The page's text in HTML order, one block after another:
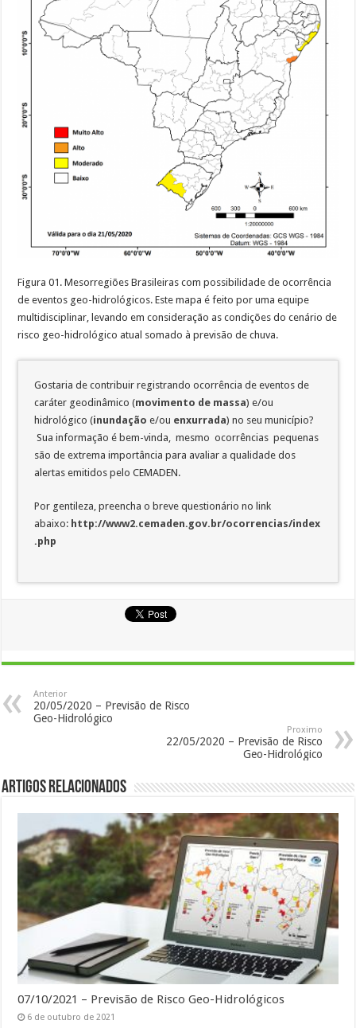
Figura 01. Mesorregiões Brasileiras com possibilidade de ocorrência
de eventos geo-hidrológicos. Este mapa é feito por uma equipe
multidisciplinar, levando em consideração as condições do cenário de
risco geo-hidrológico atual somado à previsão de chuva.
Gostaria de contribuir registrando ocorrência de eventos de
caráter geodinâmico (movimento de massa) e/ou
hidrológico (inundaçãoe/ou enxurrada) no seu município?
Sua informação é bem-vinda, mesmo ocorrências pequenas
são de extrema importância para avaliar a qualidade dos
alertas emitidos pelo CEMADEN.
Por gentileza, preencha o breve questionário no link
abaixo: http://www2.cemaden.gov.br/ocorrencias/index
.php
Anterior
20/05/2020 – Previsão de Risco
Geo-Hidrológico
Proximo
22/05/2020 – Previsão de Risco
Geo-Hidrológico
Artigos Relacionados
07/10/2021 – Previsão de Risco Geo-Hidrológicos
6 de outubro de 2021